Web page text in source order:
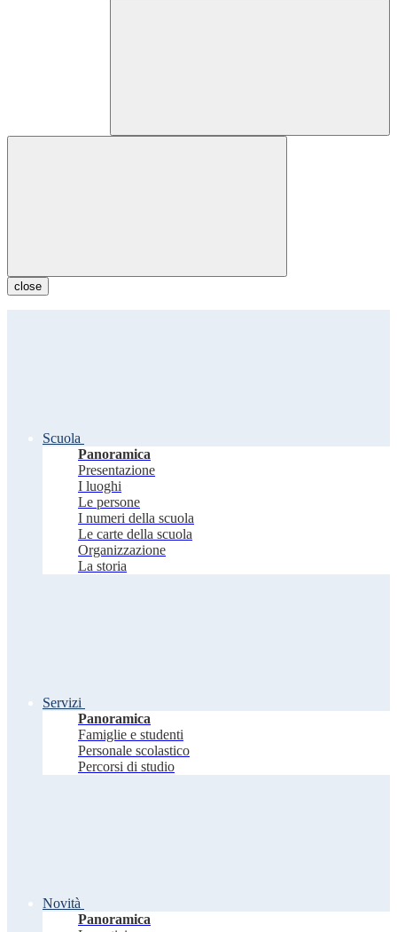
close
Scuola
Panoramica
Presentazione
I luoghi
Le persone
I numeri della scuola
Le carte della scuola
Organizzazione
La storia
Servizi
Panoramica
Famiglie e studenti
Personale scolastico
Percorsi di studio
Novità
Panoramica